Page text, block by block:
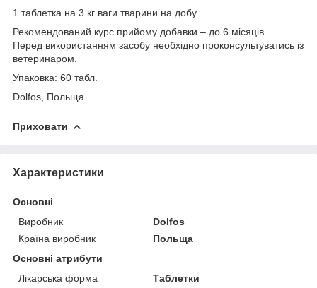
1 таблетка на 3 кг ваги тварини на добу
Рекомендований курс прийому добавки – до 6 місяців.
Перед використанням засобу необхідно проконсультуватись із
ветеринаром.
Упаковка: 60 табл.
Dolfos, Польща
Приховати
Характеристики
Основні
Виробник
Dolfos
Країна виробник
Польща
Основні атрибути
Лікарська форма
Таблетки